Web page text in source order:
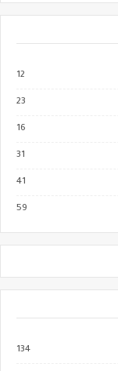
12
23
16
31
41
59
134